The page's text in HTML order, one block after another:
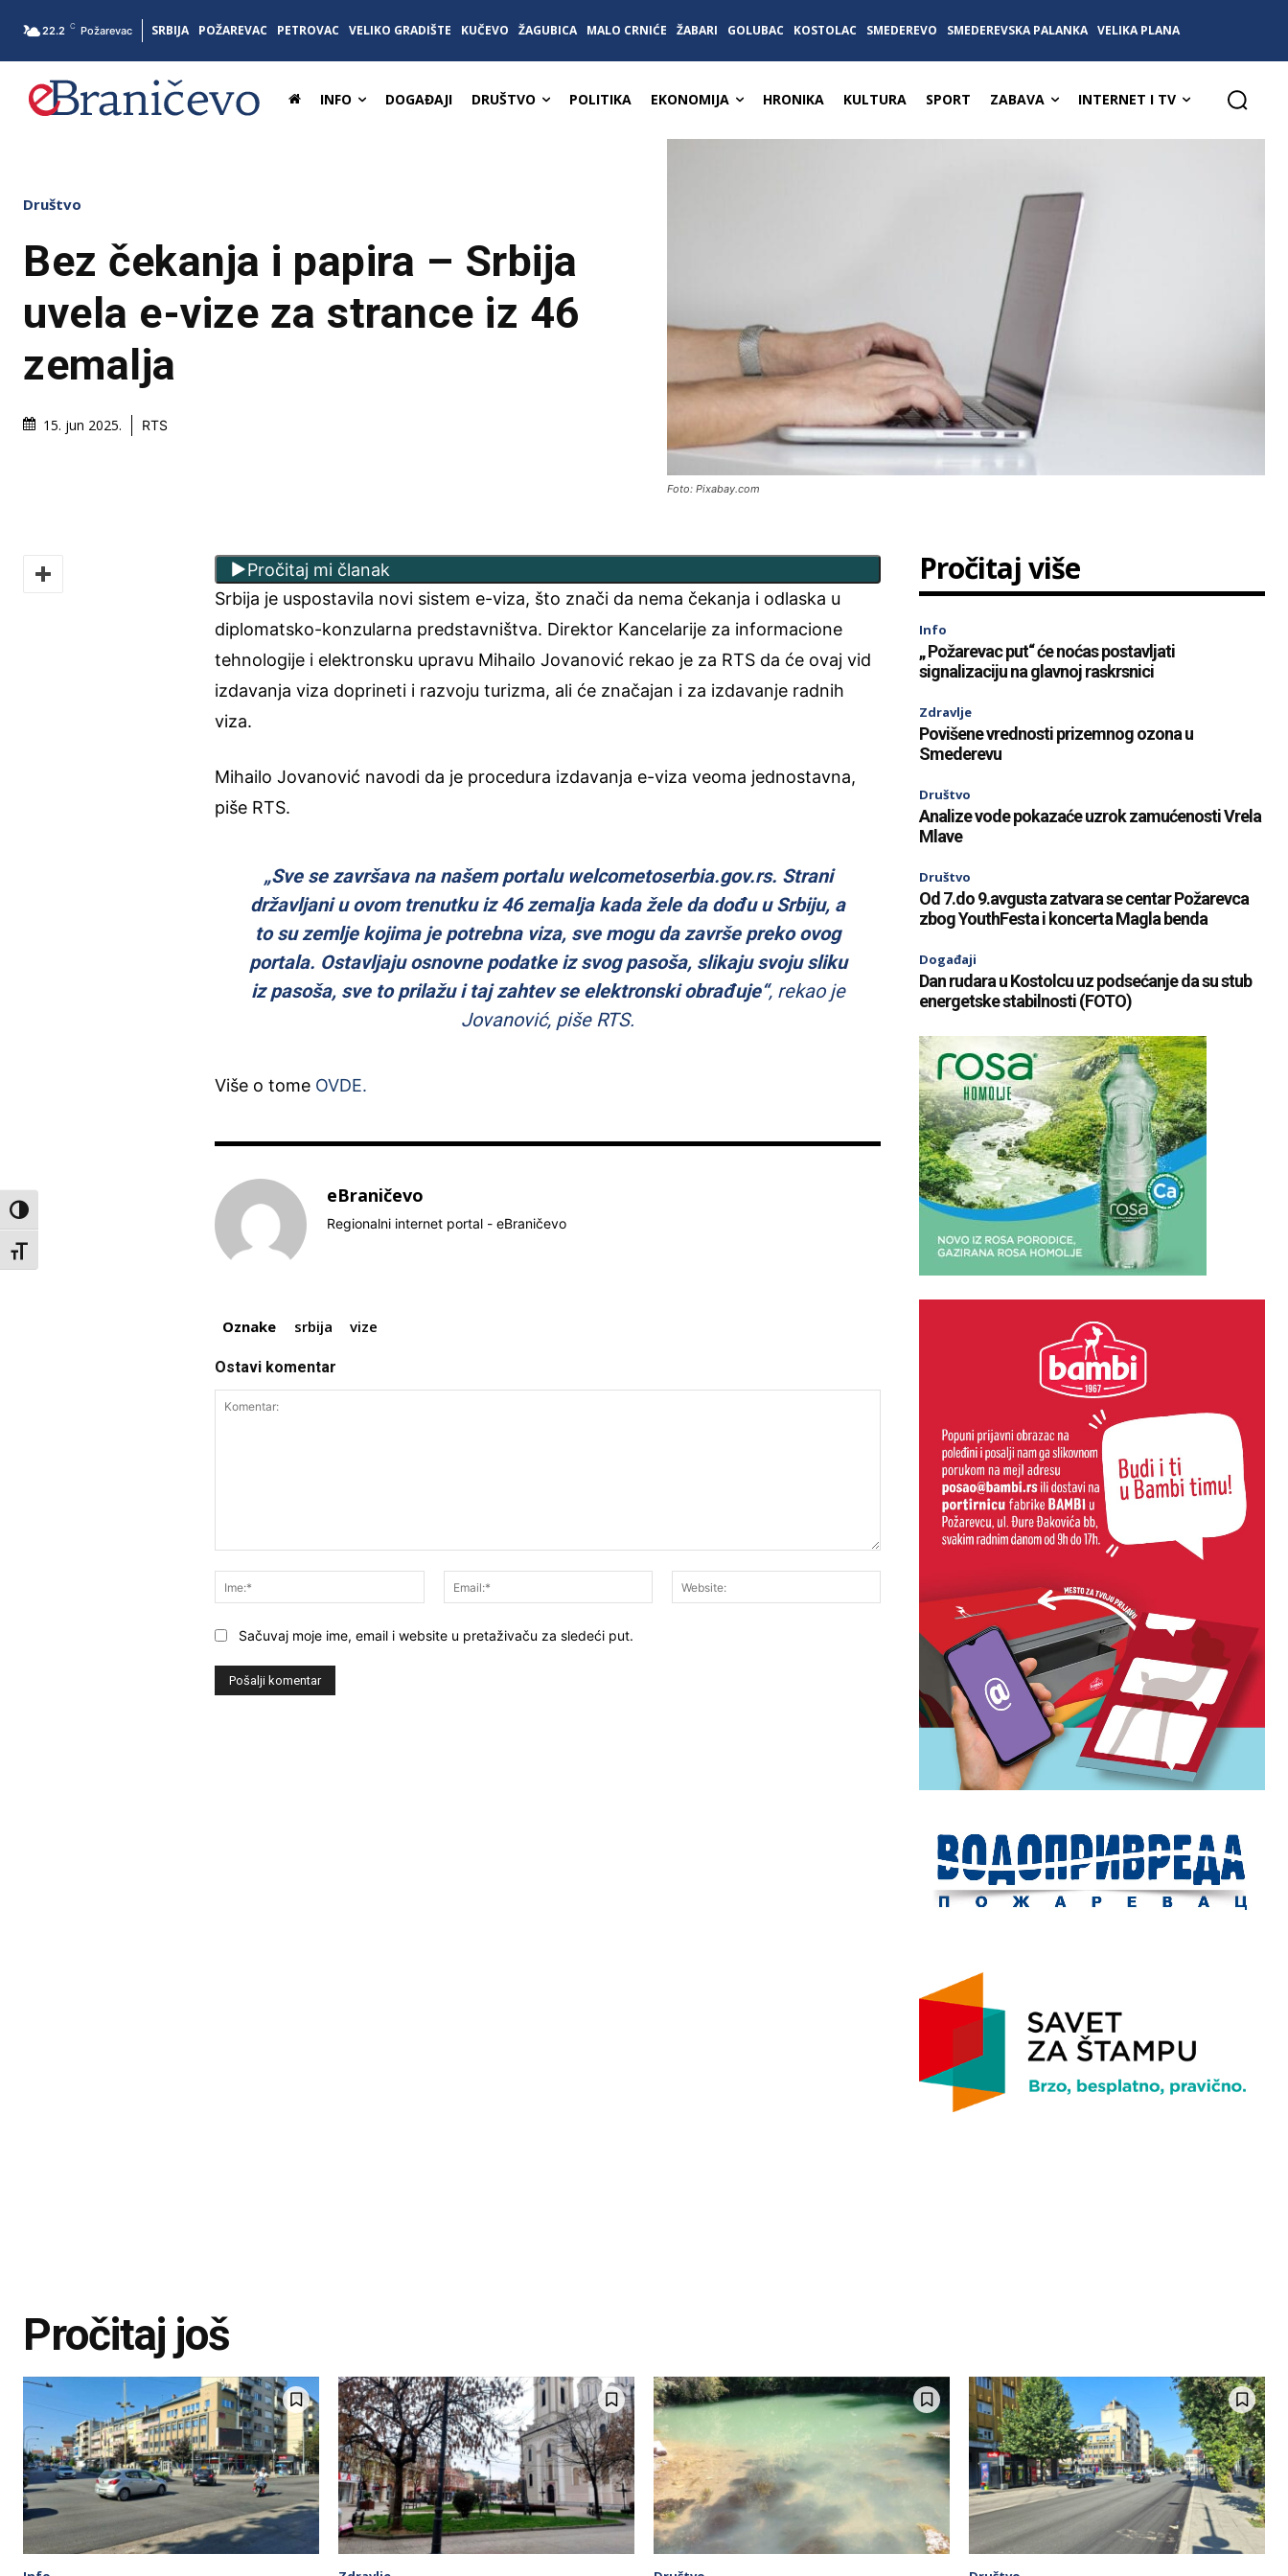
Toggle High Contrast
Toggle Font size
22.2 C Požarevac SRBIJA POŽAREVAC PETROVAC VELIKO GRADIŠTE KUČEVO ŽAGUBICA MALO CRNIĆE ŽABARI GOLUBAC KOSTOLAC SMEDEREVO SMEDEREVSKA PALANKA VELIKA PLANA
INFO DOGAĐAJI DRUŠTVO POLITIKA EKONOMIJA HRONIKA KULTURA SPORT ZABAVA INTERNET I TV
Društvo
Bez čekanja i papira – Srbija
uvela e-vize za strance iz 46
zemalja
15. jun 2025. RTS
Foto: Pixabay.com
Pročitaj mi članak
Srbija je uspostavila novi sistem e-viza, što znači da nema čekanja i odlaska u
diplomatsko-konzularna predstavništva. Direktor Kancelarije za informacione
tehnologije i elektronsku upravu Mihailo Jovanović rekao je za RTS da će ovaj vid
izdavanja viza doprineti i razvoju turizma, ali će značajan i za izdavanje radnih
viza.
Mihailo Jovanović navodi da je procedura izdavanja e-viza veoma jednostavna,
piše RTS.
„Sve se završava na našem portalu welcometoserbia.gov.rs. Strani
državljani u ovom trenutku iz 46 zemalja kada žele da dođu u Srbiju, a
to su zemlje kojima je potrebna viza, sve mogu da završe preko ovog
portala. Ostavljaju osnovne podatke iz svog pasoša, slikaju svoju sliku
iz pasoša, sve to prilažu i taj zahtev se elektronski obrađuje“, rekao je
Jovanović, piše RTS.
Više o tome OVDE.
eBraničevo
Regionalni internet portal - eBraničevo
Oznake srbija vize
Ostavi komentar
Ime:*
Email:*
Sačuvaj moje ime, email i website u pretaživaču za sledeći put.
Pročitaj više
Info
„ Požarevac put“ će noćas postavljati
signalizaciju na glavnoj raskrsnici
Zdravlje
Povišene vrednosti prizemnog ozona u
Smederevu
Društvo
Analize vode pokazaće uzrok zamućenosti Vrela
Mlave
Društvo
Od 7.do 9.avgusta zatvara se centar Požarevca
zbog YouthFesta i koncerta Magla benda
Događaji
Dan rudara u Kostolcu uz podsećanje da su stub
energetske stabilnosti (FOTO)
Pročitaj još